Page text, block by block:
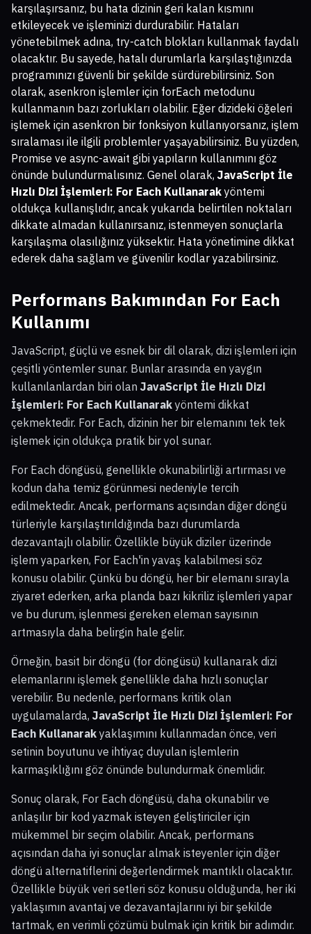
karşılaşırsanız, bu hata dizinin geri kalan kısmını
etkileyecek ve işleminizi durdurabilir. Hataları
yönetebilmek adına, try-catch blokları kullanmak faydalı
olacaktır. Bu sayede, hatalı durumlarla karşılaştığınızda
programınızı güvenli bir şekilde sürdürebilirsiniz. Son
olarak, asenkron işlemler için forEach metodunu
kullanmanın bazı zorlukları olabilir. Eğer dizideki öğeleri
işlemek için asenkron bir fonksiyon kullanıyorsanız, işlem
sıralaması ile ilgili problemler yaşayabilirsiniz. Bu yüzden,
Promise ve async-await gibi yapıların kullanımını göz
önünde bulundurmalısınız. Genel olarak, JavaScript İle
Hızlı Dizi İşlemleri: For Each Kullanarak yöntemi
oldukça kullanışlıdır, ancak yukarıda belirtilen noktaları
dikkate almadan kullanırsanız, istenmeyen sonuçlarla
karşılaşma olasılığınız yüksektir. Hata yönetimine dikkat
ederek daha sağlam ve güvenilir kodlar yazabilirsiniz.
Performans Bakımından For Each
Kullanımı
JavaScript, güçlü ve esnek bir dil olarak, dizi işlemleri için
çeşitli yöntemler sunar. Bunlar arasında en yaygın
kullanılanlardan biri olan JavaScript İle Hızlı Dizi
İşlemleri: For Each Kullanarak yöntemi dikkat
çekmektedir. For Each, dizinin her bir elemanını tek tek
işlemek için oldukça pratik bir yol sunar.
For Each döngüsü, genellikle okunabilirliği artırması ve
kodun daha temiz görünmesi nedeniyle tercih
edilmektedir. Ancak, performans açısından diğer döngü
türleriyle karşılaştırıldığında bazı durumlarda
dezavantajlı olabilir. Özellikle büyük diziler üzerinde
işlem yaparken, For Each'in yavaş kalabilmesi söz
konusu olabilir. Çünkü bu döngü, her bir elemanı sırayla
ziyaret ederken, arka planda bazı kikriliz işlemleri yapar
ve bu durum, işlenmesi gereken eleman sayısının
artmasıyla daha belirgin hale gelir.
Örneğin, basit bir döngü (for döngüsü) kullanarak dizi
elemanlarını işlemek genellikle daha hızlı sonuçlar
verebilir. Bu nedenle, performans kritik olan
uygulamalarda, JavaScript İle Hızlı Dizi İşlemleri: For
Each Kullanarak yaklaşımını kullanmadan önce, veri
setinin boyutunu ve ihtiyaç duyulan işlemlerin
karmaşıklığını göz önünde bulundurmak önemlidir.
Sonuç olarak, For Each döngüsü, daha okunabilir ve
anlaşılır bir kod yazmak isteyen geliştiriciler için
mükemmel bir seçim olabilir. Ancak, performans
açısından daha iyi sonuçlar almak isteyenler için diğer
döngü alternatiflerini değerlendirmek mantıklı olacaktır.
Özellikle büyük veri setleri söz konusu olduğunda, her iki
yaklaşımın avantaj ve dezavantajlarını iyi bir şekilde
tartmak, en verimli çözümü bulmak için kritik bir adımdır.